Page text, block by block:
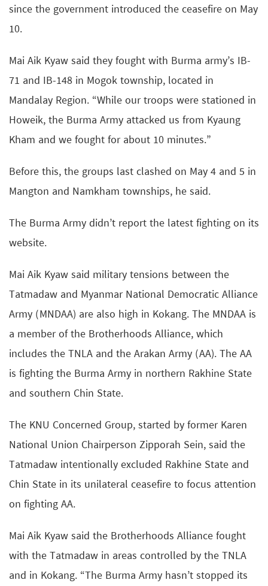
since the government introduced the ceasefire on May
10.
Mai Aik Kyaw said they fought with Burma army’s IB-
71 and IB-148 in Mogok township, located in
Mandalay Region. “While our troops were stationed in
Howeik, the Burma Army attacked us from Kyaung
Kham and we fought for about 10 minutes.”
Before this, the groups last clashed on May 4 and 5 in
Mangton and Namkham townships, he said.
The Burma Army didn’t report the latest fighting on its
website.
Mai Aik Kyaw said military tensions between the
Tatmadaw and Myanmar National Democratic Alliance
Army (MNDAA) are also high in Kokang. The MNDAA is
a member of the Brotherhoods Alliance, which
includes the TNLA and the Arakan Army (AA). The AA
is fighting the Burma Army in northern Rakhine State
and southern Chin State.
The KNU Concerned Group, started by former Karen
National Union Chairperson Zipporah Sein, said the
Tatmadaw intentionally excluded Rakhine State and
Chin State in its unilateral ceasefire to focus attention
on fighting AA.
Mai Aik Kyaw said the Brotherhoods Alliance fought
with the Tatmadaw in areas controlled by the TNLA
and in Kokang. “The Burma Army hasn’t stopped its